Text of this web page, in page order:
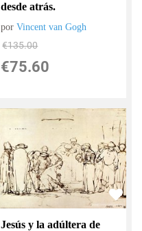
desde atrás.
porVincent van Gogh
€135.00
€75.60
Jesús y la adúltera de